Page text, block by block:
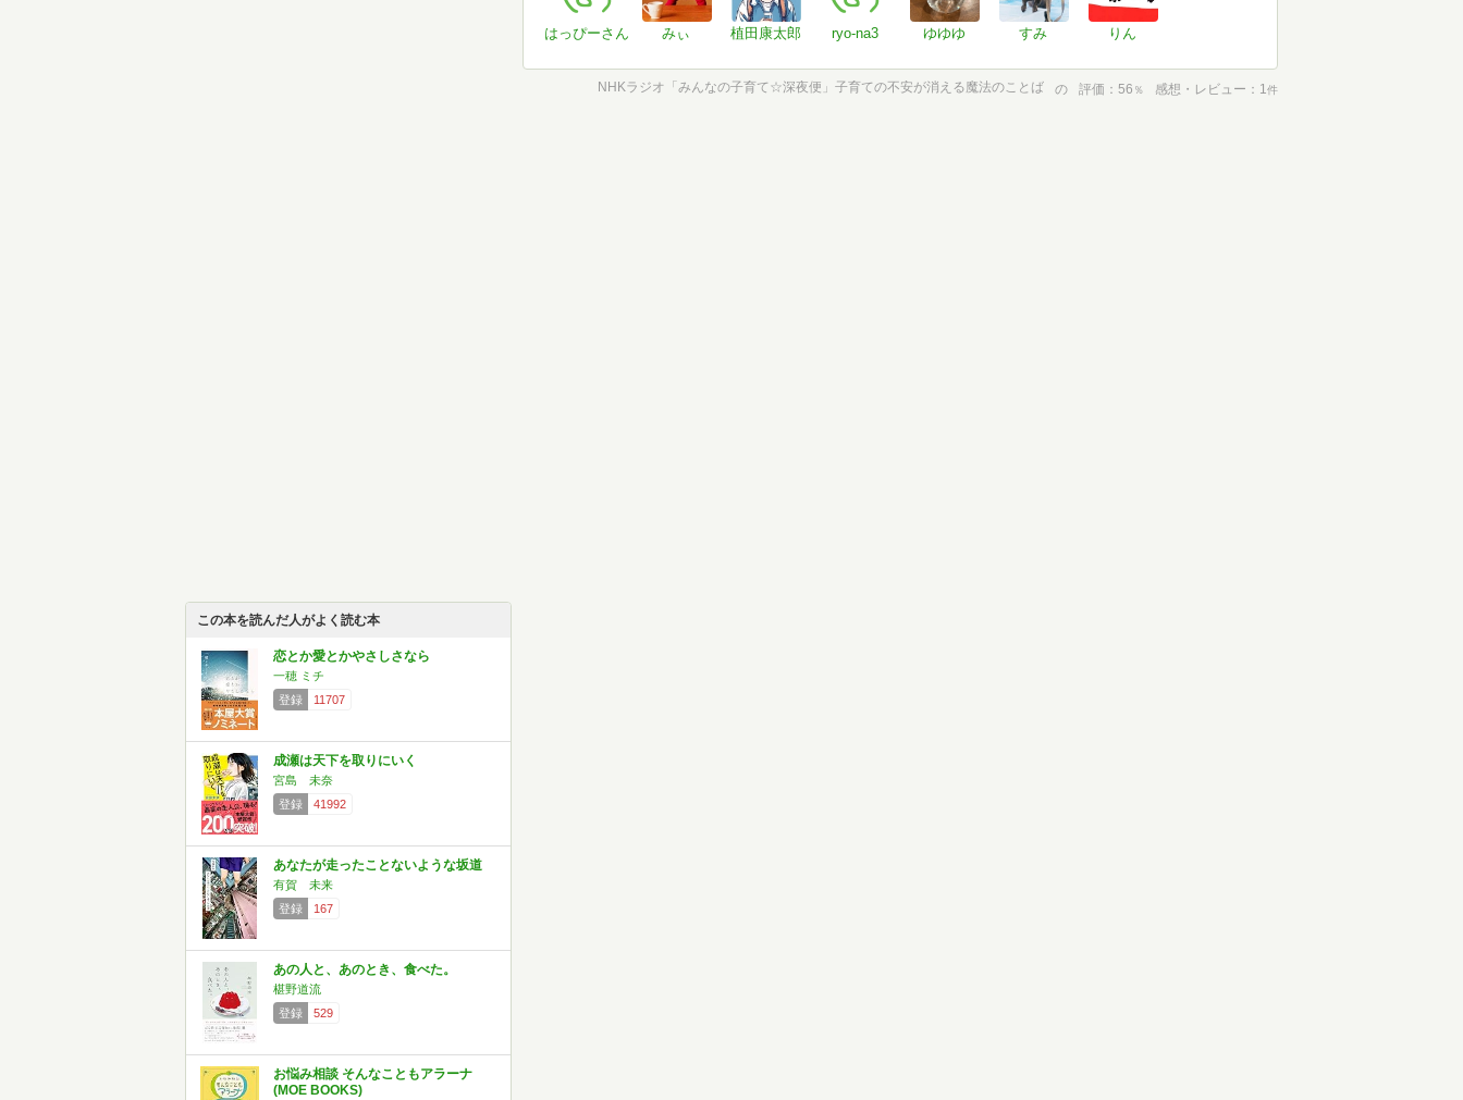
この本を読んだ人がよく読む本
恋とか愛とかやさしさなら
一穂 ミチ
登録
11707
成瀬は天下を取りにいく
宮島 未奈
登録
41992
あなたが走ったことないような坂道
有賀 未来
登録
167
あの人と、あのとき、食べた。
椹野道流
登録
529
お悩み相談 そんなこともアラーナ
(MOE BOOKS)
はっぴーさん みぃ 植田康太郎 ryo-na3 ゆゆゆ すみ りん
NHKラジオ「みんなの子育て☆深夜便」子育ての不安が消える魔法のことば の 評価 56 ％ 感想・レビュー 1件